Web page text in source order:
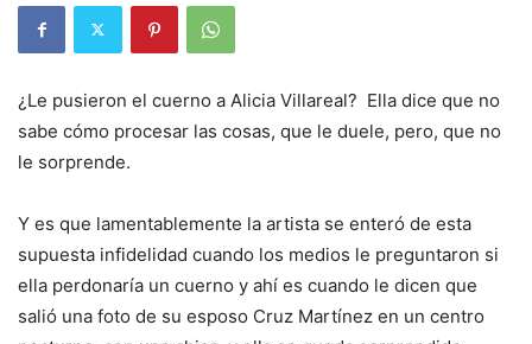
¿Le pusieron el cuerno a Alicia Villareal? Ella dice que no
sabe cómo procesar las cosas, que le duele, pero, que no
le sorprende.
Y es que lamentablemente la artista se enteró de esta
supuesta infidelidad cuando los medios le preguntaron si
ella perdonaría un cuerno y ahí es cuando le dicen que
salió una foto de su esposo Cruz Martínez en un centro